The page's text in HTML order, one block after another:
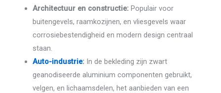
Architectuur en constructie: Populair voor
buitengevels, raamkozijnen, en vliesgevels waar
corrosiebestendigheid en modern design centraal
staan.
Auto-industrie: In de bekleding zijn zwart
geanodiseerde aluminium componenten gebruikt,
velgen, en lichaamsdelen, het aanbieden van een